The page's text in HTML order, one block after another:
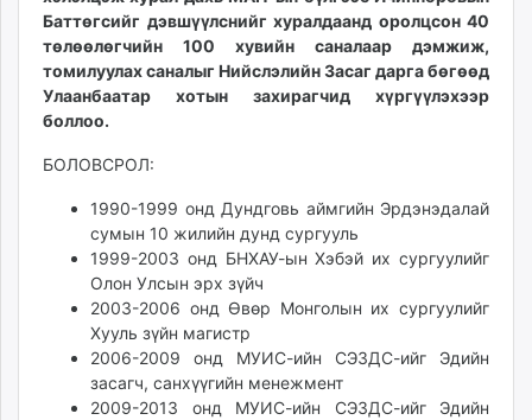
unuudur.mn
isee.mn
mglradio.com
fact.mn
tumen.mn
shuum.mn
times.mn
tvmongolia.mn
mass.mn
unegui.mn
tac.mn
Баттөгсийг дэвшүүлснийг хуралдаанд оролцсон 40
төлөөлөгчийн 100 хувийн саналаар дэмжиж,
томилуулах саналыг Нийслэлийн Засаг дарга бөгөөд
Улаанбаатар хотын захирагчид хүргүүлэхээр
боллоо.
БОЛОВСРОЛ:
1990-1999 онд Дундговь аймгийн Эрдэнэдалай
сумын 10 жилийн дунд сургууль
1999-2003 онд БНХАУ-ын Хэбэй их сургуулийг
Олон Улсын эрх зүйч
2003-2006 онд Өвөр Монголын их сургуулийг
Хууль зүйн магистр
2006-2009 онд МУИС-ийн СЭЗДС-ийг Эдийн
засагч, санхүүгийн менежмент
2009-2013 онд МУИС-ийн СЭЗДС-ийг Эдийн